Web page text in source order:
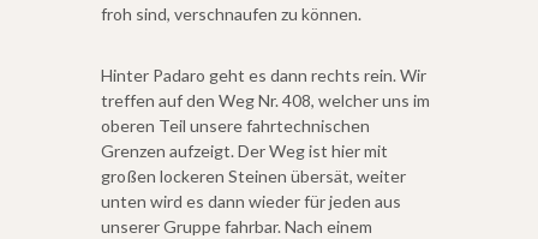
froh sind, verschnaufen zu können.
Hinter Padaro geht es dann rechts rein. Wir
treffen auf den Weg Nr. 408, welcher uns im
oberen Teil unsere fahrtechnischen
Grenzen aufzeigt. Der Weg ist hier mit
großen lockeren Steinen übersät, weiter
unten wird es dann wieder für jeden aus
unserer Gruppe fahrbar. Nach einem